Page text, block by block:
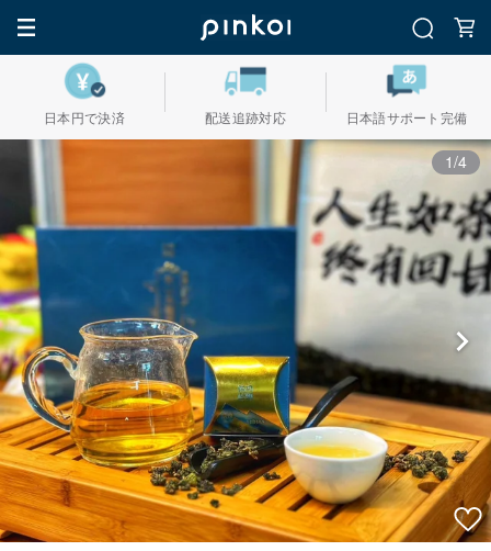
日本円で決済 配送追跡対応 日本語サポート完備
1/4